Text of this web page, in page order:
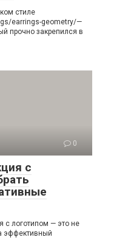
стиле
earrings-geometry/—
прочно закрепился в
0
с
с логотипом — это не
эффективный